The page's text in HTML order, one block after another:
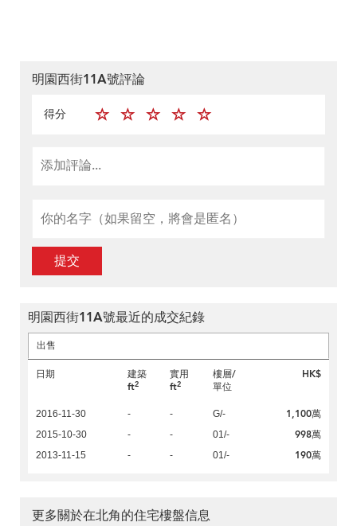
明園西街11A號評論
得分
提交
明園西街11A號最近的成交紀錄
出售
日期
建築
ft2
實用
ft2
樓層/
單位
HK$
2016-11-30 - - G/- 1,100萬
2015-10-30 - - 01/- 998萬
2013-11-15 - - 01/- 190萬
更多關於在北角的住宅樓盤信息